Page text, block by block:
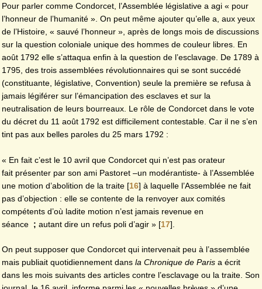
Pour parler comme Condorcet, l’Assemblée législative a agi « pour
l’honneur de l’humanité ». On peut même ajouter qu’elle a, aux yeux
de l’Histoire, « sauvé l’honneur », après de longs mois de discussions
sur la question coloniale unique des hommes de couleur libres. En
août 1792 elle s’attaqua enfin à la question de l’esclavage. De 1789 à
1795, des trois assemblées révolutionnaires qui se sont succédé
(constituante, législative, Convention) seule la première se refusa à
jamais légiférer sur l’émancipation des esclaves et sur la
neutralisation de leurs bourreaux. Le rôle de Condorcet dans le vote
du décret du 11 août 1792 est difficilement contestable. Car il ne s’en
tint pas aux belles paroles du 25 mars 1792 :
« En fait c’est le 10 avril que Condorcet qui n’est pas orateur
fait présenter par son ami Pastoret –un modérantiste- à l’Assemblée
une motion d’abolition de la traite [16] à laquelle l’Assemblée ne fait
pas d’objection : elle se contente de la renvoyer aux comités
compétents d’où ladite motion n’est jamais revenue en
séance ; autant dire un refus poli d’agir » [17]
On peut supposer que Condorcet qui intervenait peu à l’assemblée
mais publiait quotidiennement dans la Chronique de Paris a écrit
dans les mois suivants des articles contre l’esclavage ou la traite. Son